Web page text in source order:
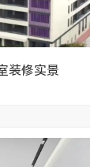
装修实景